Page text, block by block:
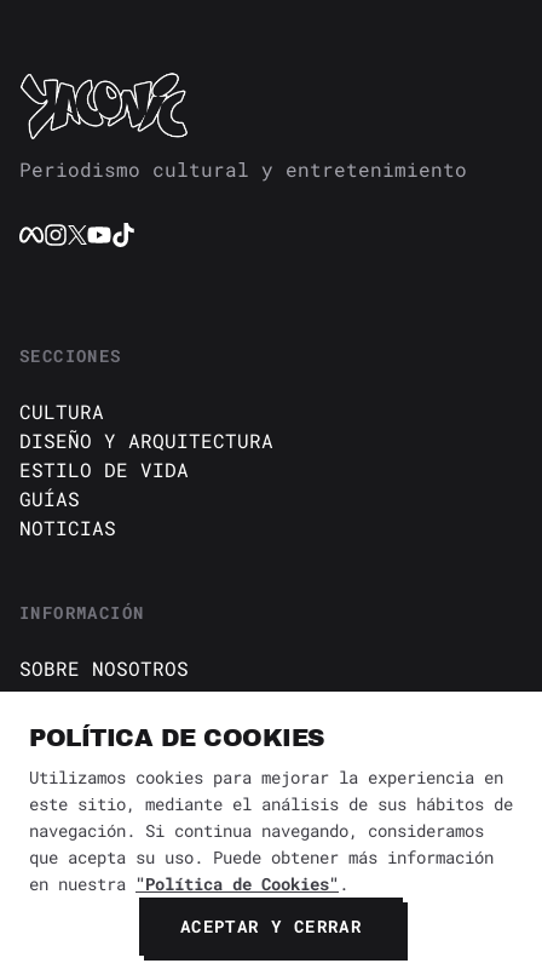
Periodismo cultural y entretenimiento
SECCIONES
CULTURA
DISEÑO Y ARQUITECTURA
ESTILO DE VIDA
GUÍAS
NOTICIAS
INFORMACIÓN
SOBRE NOSOTROS
CONTACTO
Política de cookies
© 2026 Revista Yaconic. Todos los derechos reservados.
✕
BÚSQUEDA
BUSCAR
POLÍTICA DE COOKIES
Utilizamos cookies para mejorar la experiencia en
este sitio, mediante el análisis de sus hábitos de
navegación. Si continua navegando, consideramos
que acepta su uso. Puede obtener más información
en nuestra "Política de Cookies" .
ACEPTAR Y CERRAR